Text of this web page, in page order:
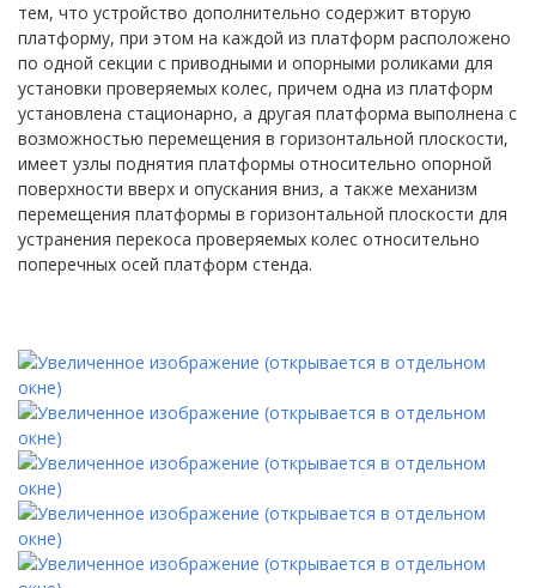
тем, что устройство дополнительно содержит вторую
платформу, при этом на каждой из платформ расположено
по одной секции с приводными и опорными роликами для
установки проверяемых колес, причем одна из платформ
установлена стационарно, а другая платформа выполнена с
возможностью перемещения в горизонтальной плоскости,
имеет узлы поднятия платформы относительно опорной
поверхности вверх и опускания вниз, а также механизм
перемещения платформы в горизонтальной плоскости для
устранения перекоса проверяемых колес относительно
поперечных осей платформ стенда.